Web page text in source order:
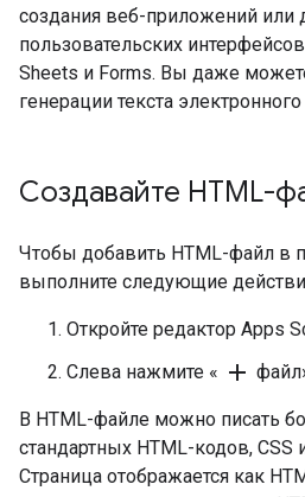
создания веб-приложений или
пользовательских
Sheets и Forms. Вы даже
генерации текста
Создавайте HTML-
Чтобы добавить HTML-файл в
выполните следующие
Откройте редактор Apps
Слева нажмите « add
В HTML-файле можно писать
стандартных HTML-кодов, CSS
Страница отображается как